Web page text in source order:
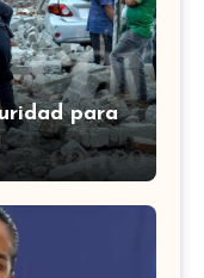
para